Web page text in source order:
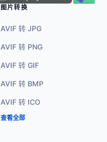
图片转换
AVIF 转 JPG
AVIF 转 PNG
AVIF 转 GIF
AVIF 转 BMP
AVIF 转 ICO
查看全部